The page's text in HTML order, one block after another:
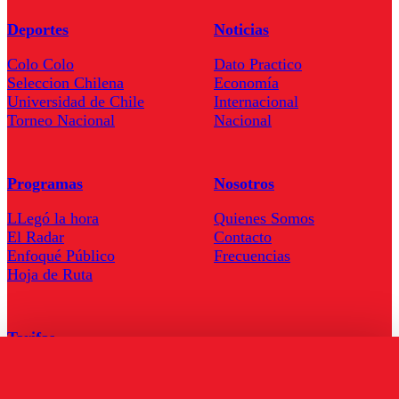
Deportes
Colo Colo
Seleccion Chilena
Universidad de Chile
Torneo Nacional
Noticias
Dato Practico
Economía
Internacional
Nacional
Programas
LLegó la hora
El Radar
Enfoqué Público
Hoja de Ruta
Nosotros
Quienes Somos
Contacto
Frecuencias
Tarifas